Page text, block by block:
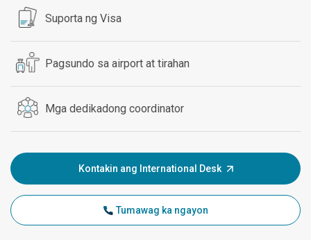
Suporta ng Visa
Pagsundo sa airport at tirahan
Mga dedikadong coordinator
Kontakin ang International Desk
Tumawag ka ngayon